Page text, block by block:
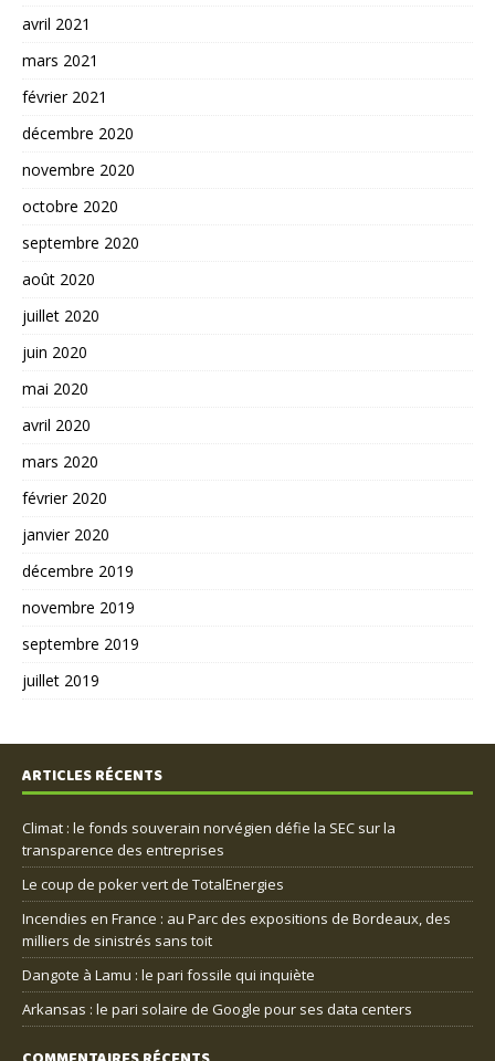
avril 2021
mars 2021
février 2021
décembre 2020
novembre 2020
octobre 2020
septembre 2020
août 2020
juillet 2020
juin 2020
mai 2020
avril 2020
mars 2020
février 2020
janvier 2020
décembre 2019
novembre 2019
septembre 2019
juillet 2019
ARTICLES RÉCENTS
Climat : le fonds souverain norvégien défie la SEC sur la
transparence des entreprises
Le coup de poker vert de TotalEnergies
Incendies en France : au Parc des expositions de Bordeaux, des
milliers de sinistrés sans toit
Dangote à Lamu : le pari fossile qui inquiète
Arkansas : le pari solaire de Google pour ses data centers